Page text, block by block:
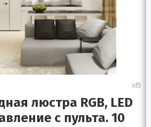
id5
люстра RGB, LED
с пульта. 10